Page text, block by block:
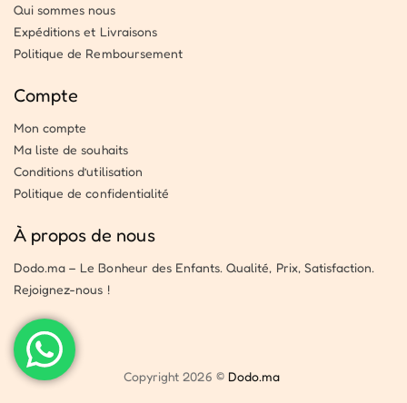
Qui sommes nous
Expéditions et Livraisons
Politique de Remboursement
Compte
Mon compte
Ma liste de souhaits
Conditions d’utilisation
Politique de confidentialité
À propos de nous
Dodo.ma – Le Bonheur des Enfants. Qualité, Prix, Satisfaction.
Rejoignez-nous !
Copyright 2026 © Dodo.ma